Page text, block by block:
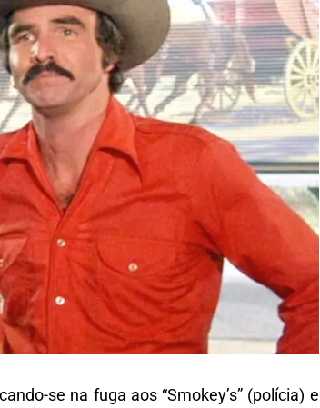
se na fuga aos “Smokey’s” (polícia) e